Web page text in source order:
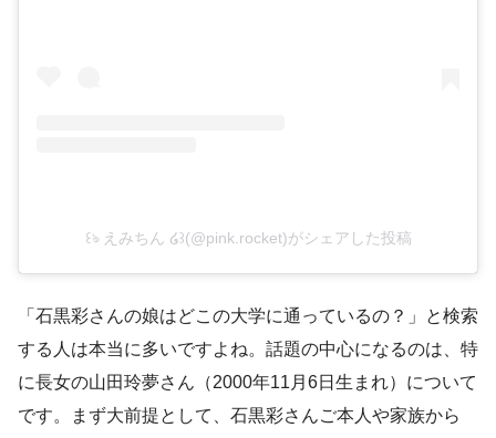
꒰ঌ えみちん ໒꒱(@pink.rocket)がシェアした投稿
「石黒彩さんの娘はどこの大学に通っているの？」と検索
する人は本当に多いですよね。話題の中心になるのは、特
に長女の山田玲夢さん（2000年11月6日生まれ）について
です。まず大前提として、石黒彩さんご本人や家族から